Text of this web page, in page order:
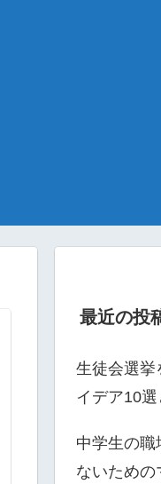
最近の投
生徒会選挙
イデア10
中学生の職
ないための